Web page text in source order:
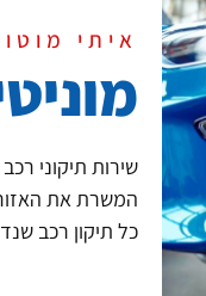
איתי
מוניטין של
שירות תיקוני
כל תיקון רכב